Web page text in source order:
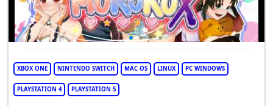
XBOX ONE NINTENDO SWITCH MAC OS LINUX PC WINDOWS
PLAYSTATION 4 PLAYSTATION 5